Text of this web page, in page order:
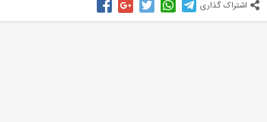
اشتراک گذاری